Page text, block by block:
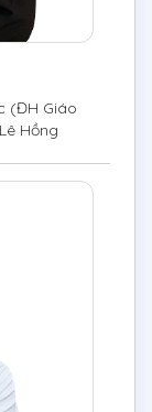
(ĐH Giáo
Hồng